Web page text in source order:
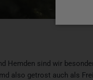
Hemden sind wir
also getrost auch als